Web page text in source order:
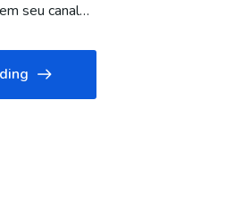
seu canal…